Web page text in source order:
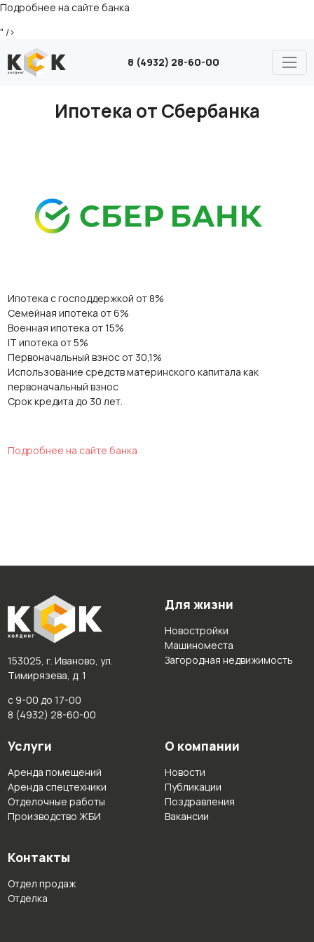
Подробнее на сайте банка
" />
8 (4932) 28-60-00
Ипотека от Сбербанка
Ипотека с господдержкой от 8%
Семейная ипотека от 6%
Военная ипотека от 15%
IT ипотека от 5%
Первоначальный взнос от 30,1%
Использование средств материнского капитала как
первоначальный взнос
Срок кредита до 30 лет.
Подробнее на сайте банка
153025, г. Иваново, ул.
Тимирязева, д. 1
с 9-00 до 17-00
8 (4932) 28-60-00
Для жизни
Новостройки
Машиноместа
Загородная недвижимость
Услуги
Аренда помещений
Аренда спецтехники
Отделочные работы
Производство ЖБИ
О компании
Новости
Публикации
Поздравления
Вакансии
Контакты
Отдел продаж
Отделка